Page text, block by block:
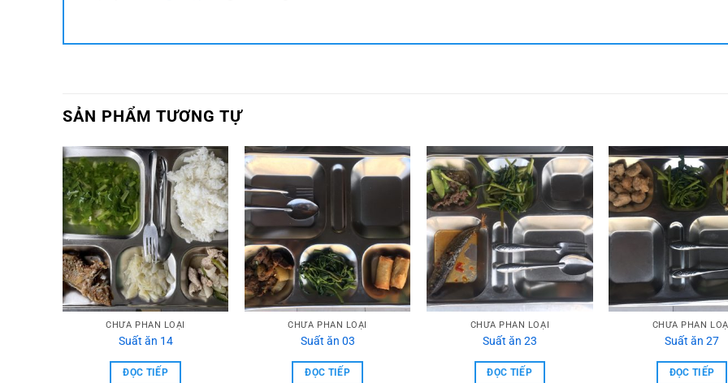
SẢN PHẨM TƯƠNG TỰ
CHƯA PHẦN LOẠI
Suất ăn 14
ĐỌC TIẾP
CHƯA PHẦN LOẠI
Suất ăn 03
ĐỌC TIẾP
CHƯA PHẦN LOẠI
Suất ăn 23
ĐỌC TIẾP
CHƯA PHẦN
Suất ăn 27
ĐỌC TIẾP